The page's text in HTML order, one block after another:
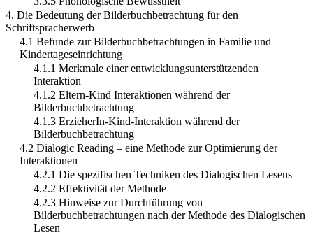
4. Die Bedeutung der Bilderbuchbetrachtung für den
Schriftspracherwerb
4.1 Befunde zur Bilderbuchbetrachtungen in Familie und
Kindertageseinrichtung
4.1.1 Merkmale einer entwicklungsunterstützenden
Interaktion
4.1.2 Eltern-Kind Interaktionen während der
Bilderbuchbetrachtung
4.1.3 ErzieherIn-Kind-Interaktion während der
Bilderbuchbetrachtung
4.2 Dialogic Reading – eine Methode zur Optimierung der
Interaktionen
4.2.1 Die spezifischen Techniken des Dialogischen Lesens
4.2.2 Effektivität der Methode
4.2.3 Hinweise zur Durchführung von
Bilderbuchbetrachtungen nach der Methode des Dialogischen
Lesen